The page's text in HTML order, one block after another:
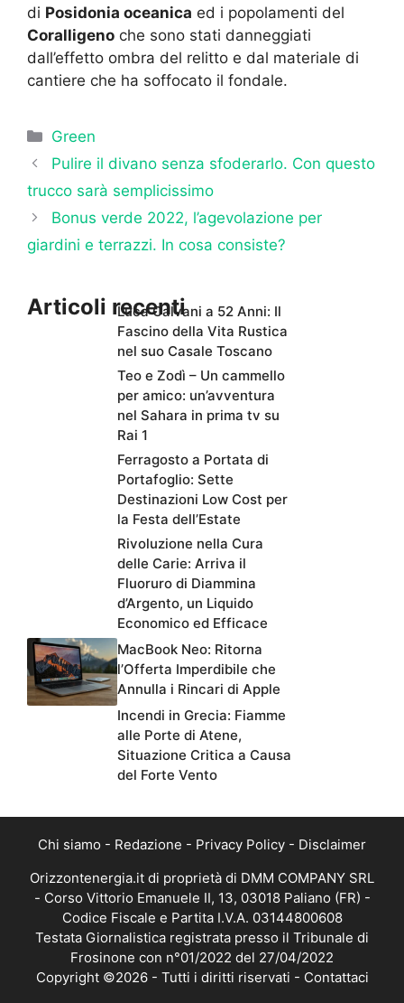
di Posidonia oceanica ed i popolamenti del
Coralligeno che sono stati danneggiati
dall’effetto ombra del relitto e dal materiale di
cantiere che ha soffocato il fondale.
Categorie
Green
Pulire il divano senza sfoderarlo. Con questo
trucco sarà semplicissimo
Bonus verde 2022, l’agevolazione per
giardini e terrazzi. In cosa consiste?
Articoli recentiLuca Calvani a 52 Anni: Il
Fascino della Vita Rustica
nel suo Casale Toscano
Teo e Zodì – Un cammello
per amico: un’avventura
nel Sahara in prima tv su
Rai 1
Ferragosto a Portata di
Portafoglio: Sette
Destinazioni Low Cost per
la Festa dell’Estate
Rivoluzione nella Cura
delle Carie: Arriva il
Fluoruro di Diammina
d’Argento, un Liquido
Economico ed Efficace
MacBook Neo: Ritorna
l’Offerta Imperdibile che
Annulla i Rincari di Apple
Incendi in Grecia: Fiamme
alle Porte di Atene,
Situazione Critica a Causa
del Forte Vento
Chi siamo - Redazione - Privacy Policy - Disclaimer
Orizzontenergia.it di proprietà di DMM COMPANY SRL
- Corso Vittorio Emanuele II, 13, 03018 Paliano (FR) -
Codice Fiscale e Partita I.V.A. 03144800608
Testata Giornalistica registrata presso il Tribunale di
Frosinone con n°01/2022 del 27/04/2022
Copyright ©2026 - Tutti i diritti riservati - Contattaci